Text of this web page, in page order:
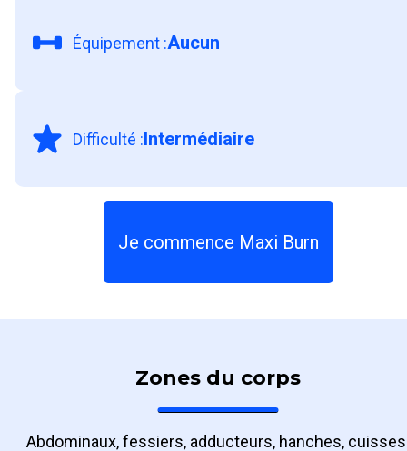
Aucun
Équipement :
Intermédiaire
Difficulté :
Je commence Maxi Burn
Zones du corps
Abdominaux, fessiers, adducteurs, hanches,